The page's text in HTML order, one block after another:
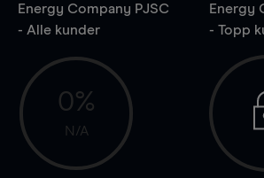
Energy Company PJSC
- Alle kunder
0%
N/A
Energy
- Topp